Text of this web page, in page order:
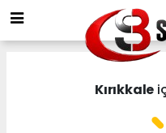
Kırıkkale